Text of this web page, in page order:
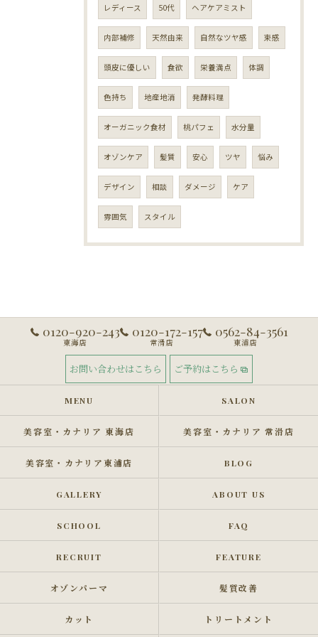
レディース 50代 ヘアケアミスト
内部補修 天然由来 自然なツヤ感 束感
頭皮に優しい 食欲 栄養満点 体調
色持ち 地産地消 発酵料理
オーガニック食材 桃パフェ 水分量
オゾンケア 髪質 安心 ツヤ 悩み
デザイン 相談 ダメージ ケア
雰囲気 スタイル
0120-920-243
東海店
0120-172-157
常滑店
0562-84-3561
東浦店
お問い合わせはこちら ご予約はこちら
MENU SALON
美容室・カナリア 東海店 美容室・カナリア 常滑店
美容室・カナリア東浦店 BLOG
GALLERY ABOUT US
SCHOOL FAQ
RECRUIT FEATURE
オゾンパーマ 髪質改善
カット トリートメント